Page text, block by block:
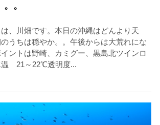
。
、川畑です。本日の沖縄はどんより天
うちは穏やか。。午後からは大荒れにな
ントは野崎、カミグー、黒島北ツインロ
21～22℃透明度...